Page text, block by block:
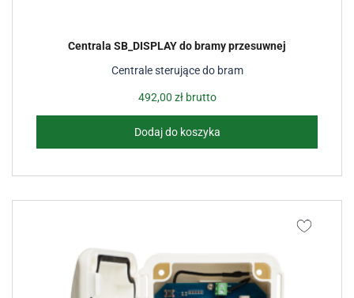
Centrale sterujące do bram
Centrala SB_DISPLAY do bramy przesuwnej
492,00 złbrutto
Dodaj do koszyka